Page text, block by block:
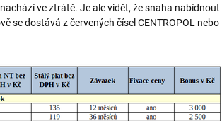
ve ztrátě. Je ale vidět, že snaha nabídnout
se dostává z červených čísel CENTROPOL nebo